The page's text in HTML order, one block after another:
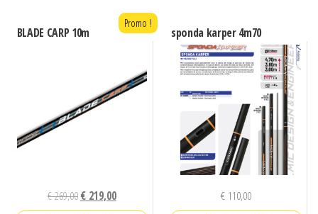
BLADE CARP 10m
Promo !
€269,00Le
€219,00Le
sponda karper 4m70
€ 110,00